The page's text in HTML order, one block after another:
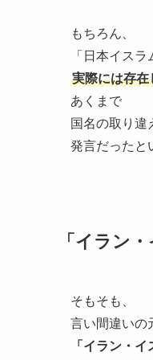
もちろん、
「日本イス
実際には存在
あくまで
国名の取り違
発言だったと
「イラン
そもそも、
言い間違いの
「イラン・イ